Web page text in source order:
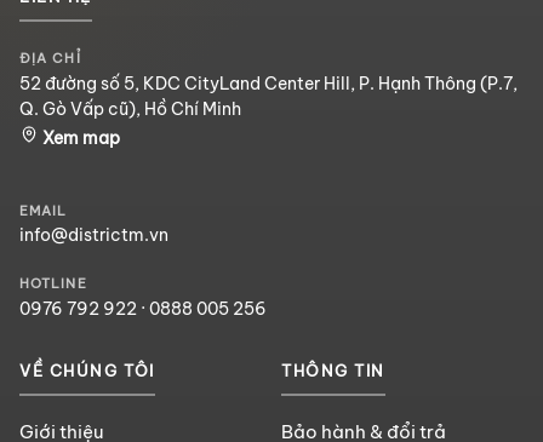
ĐỊA CHỈ
52 đường số 5, KDC CityLand Center Hill, P. Hạnh Thông (P.7,
Q. Gò Vấp cũ), Hồ Chí Minh
Xem map
EMAIL
info@districtm.vn
HOTLINE
0976 792 922 · 0888 005 256
VỀ CHÚNG TÔI
Giới thiệu
THÔNG TIN
Bảo hành & đổi trả